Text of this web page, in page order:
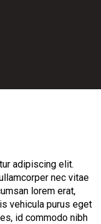
adipiscing elit.
nec vitae
lorem erat,
vehicula purus eget
id commodo nibh